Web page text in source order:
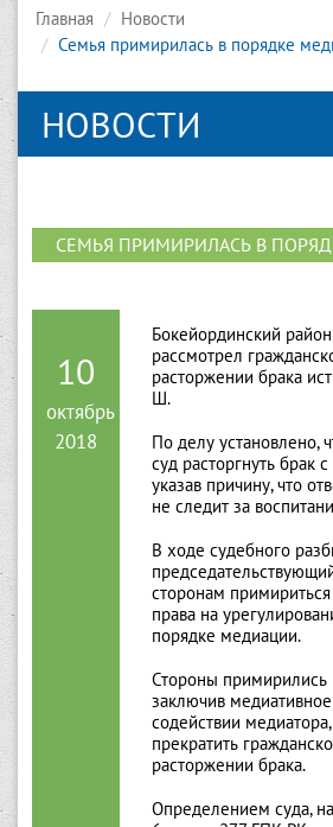
Главная
Новости
Семья примирилась в порядке
НОВОСТИ
СЕМЬЯ ПРИМИРИЛАСЬ В
10
октябрь
2018
Бокейординский
рассмотрел
расторжении брака
Ш.
По делу установлено,
суд расторгнуть брак
указав причину, что
не следит за
В ходе судебного
сторонам
права на
порядке медиации.
Стороны
заключив
содействии
прекратить
расторжении брака.
Определением суда,